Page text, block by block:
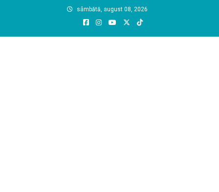
sâmbătă, august 08, 2026